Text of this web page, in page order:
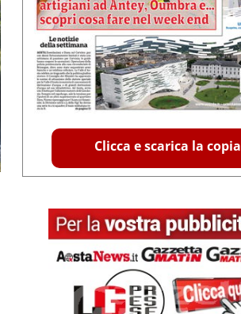
Clicca e scarica la copia